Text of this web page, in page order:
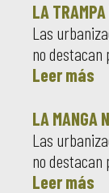
LA
Las
no destacan
Leer más
LA MANGA
Las
no destacan
Leer más